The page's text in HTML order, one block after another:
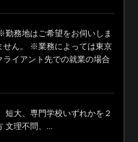
務地はご希望をお伺いしま
せん。 ※業務によっては東京
イアント先での就業の場合
短大、専門学校いずれかを２
文理不問、...